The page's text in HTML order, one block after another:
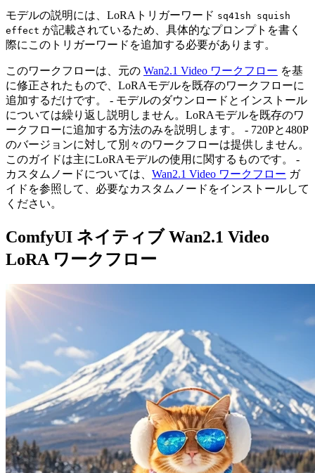
モデルの説明には、LoRAトリガーワード sq41sh squish
effect が記載されているため、具体的なプロンプトを書く
際にこのトリガーワードを追加する必要があります。
このワークフローは、元の Wan2.1 Video ワークフロー を基
に修正されたもので、LoRAモデルを既存のワークフローに
追加するだけです。 - モデルのダウンロードとインストール
については繰り返し説明しません。LoRAモデルを既存のワ
ークフローに追加する方法のみを説明します。 - 720Pと480P
のバージョンに対して別々のワークフローは提供しません。
このガイドは主にLoRAモデルの使用に関するものです。 -
カスタムノードについては、 Wan2.1 Video ワークフロー ガ
イドを参照して、必要なカスタムノードをインストールして
ください。
ComfyUI ネイティブ Wan2.1 Video
LoRA ワークフロー